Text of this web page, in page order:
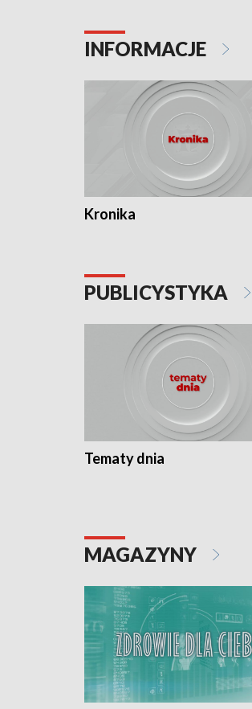
INFORMACJE
Kronika
PUBLICYSTYKA
Tematy dnia
MAGAZYNY